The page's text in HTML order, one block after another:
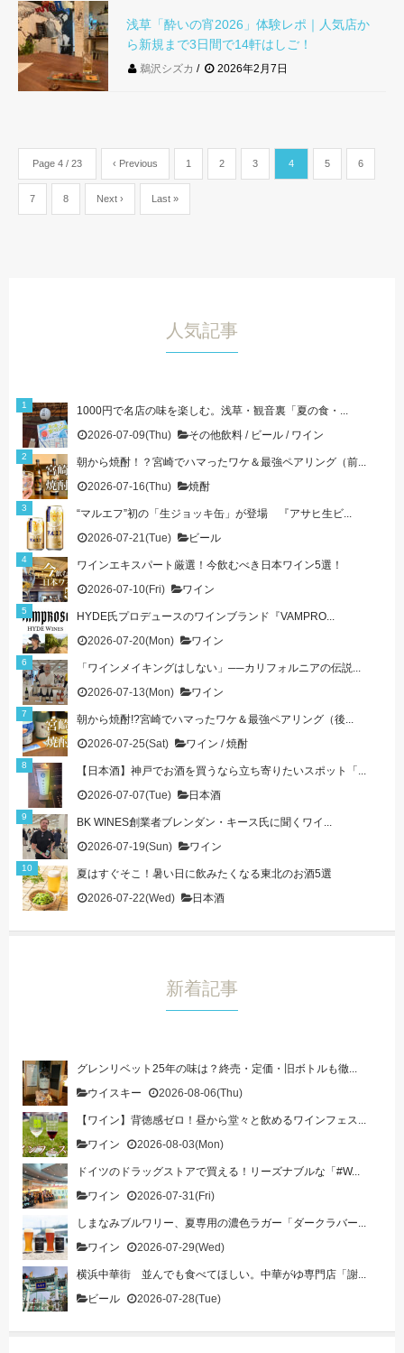
浅草「酔いの宵2026」体験レポ｜人気店か
ら新規まで3日間で14軒はしご！
鵜沢シズカ 2026年2月7日
Page 4 / 23 ‹ Previous 1 2 3 4 5 6
7 8 Next › Last »
人気記事
1000円で名店の味を楽しむ。浅草・観音裏「夏の食・...
2026-07-09(Thu)
その他飲料 / ビール / ワイン
朝から焼酎！？宮崎でハマったワケ＆最強ペアリング（前...
2026-07-16(Thu)
焼酎
“マルエフ”初の「生ジョッキ缶」が登場 『アサヒ生ビ...
2026-07-21(Tue)
ビール
ワインエキスパート厳選！今飲むべき日本ワイン5選！
2026-07-10(Fri)
ワイン
HYDE氏プロデュースのワインブランド『VAMPRO...
2026-07-20(Mon)
ワイン
「ワインメイキングはしない」──カリフォルニアの伝説...
2026-07-13(Mon)
ワイン
朝から焼酎!?宮崎でハマったワケ＆最強ペアリング（後...
2026-07-25(Sat)
ワイン /焼酎
【日本酒】神戸でお酒を買うなら立ち寄りたいスポット「...
2026-07-07(Tue)
日本酒
BK WINES創業者ブレンダン・キース氏に聞くワイ...
2026-07-19(Sun)
ワイン
夏はすぐそこ！暑い日に飲みたくなる東北のお酒5選
2026-07-22(Wed)
日本酒
新着記事
グレンリベット25年の味は？終売・定価・旧ボトルも徹...
ウイスキー
2026-08-06(Thu)
【ワイン】背徳感ゼロ！昼から堂々と飲めるワインフェス...
ワイン
2026-08-03(Mon)
ドイツのドラッグストアで買える！リーズナブルな「#W...
ワイン
2026-07-31(Fri)
しまなみブルワリー、夏専用の濃色ラガー「ダークラバー...
ワイン
2026-07-29(Wed)
横浜中華街 並んでも食べてほしい。中華がゆ専門店「謝...
ビール
2026-07-28(Tue)